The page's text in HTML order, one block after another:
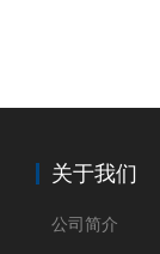
关于我们
公司简介